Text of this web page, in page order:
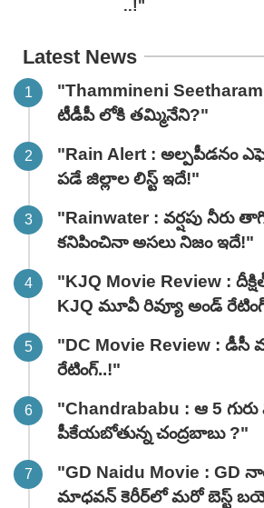
..!"
Latest News
"Thammineni Seetharam
టీడీపీ లోకి తమ్మినేని?"
"Rain Alert : అల్పపీడనం
పడే జిల్లాల లిస్ట్ ఇదే!"
"Rainwater : వర్షపు నీరు
కనిపించినా అసలు నిజం ఇదే!"
"KJQ Movie Review :
KJQ మూవీ రివ్యూ అండ్
"DC Movie Review : డీసీ
రేటింగ్‌..!"
"Chandrababu : ఆ 5 గురు
పీకేయబోతున్న చంద్రబాబు ?"
"GD Naidu Movie : GD
మాధవన్‌ కెరీర్‌లో మరో బెస్ట్